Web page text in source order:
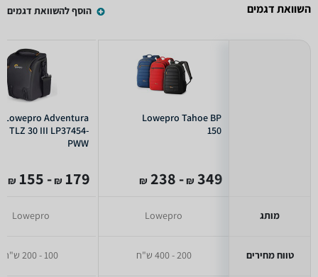
השוואת דגמים הוסף להשוואת דגמים
מותג
טווח מחירים
Lowepro Tahoe BP
150
349
₪
- 238
₪
Lowepro
200 - 400 ש"ח
Lowepro Adventura
TLZ 30 III LP37454-
PWW
179
₪
- 155
₪
Lowepro
100 - 200 ש"ח